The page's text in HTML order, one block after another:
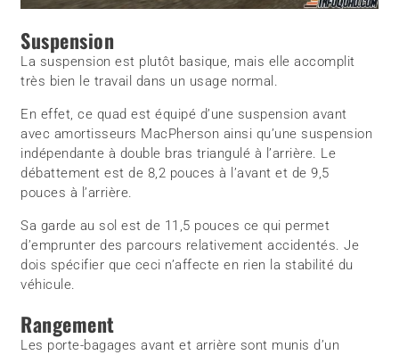
Suspension
La suspension est plutôt basique, mais elle accomplit
très bien le travail dans un usage normal.
En effet, ce quad est équipé d’une suspension avant
avec amortisseurs MacPherson ainsi qu’une suspension
indépendante à double bras triangulé à l’arrière. Le
débattement est de 8,2 pouces à l’avant et de 9,5
pouces à l’arrière.
Sa garde au sol est de 11,5 pouces ce qui permet
d’emprunter des parcours relativement accidentés. Je
dois spécifier que ceci n’affecte en rien la stabilité du
véhicule.
Rangement
Les porte-bagages avant et arrière sont munis d’un